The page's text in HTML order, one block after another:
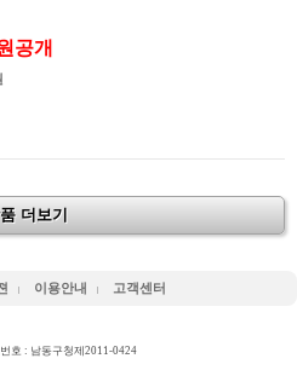
공개
더보기
이용안내 고객센터
호 : 남동구청제2011-0424